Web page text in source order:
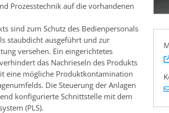
Prozesstechnik auf die vorhandenen
sind zum Schutz des Bedienpersonals
staubdicht ausgeführt und zur
versehen. Ein eingerichtetes
das Nachrieseln des Produkts
eine mögliche Produktkontamination
Die Steuerung der Anlagen
konfigurierte Schnittstelle mit dem
(PLS).